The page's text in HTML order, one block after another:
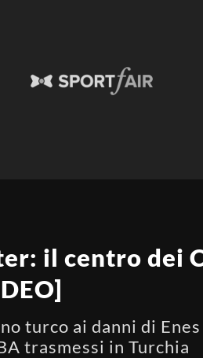
il centro dei
turco ai danni di
trasmessi in Turchia